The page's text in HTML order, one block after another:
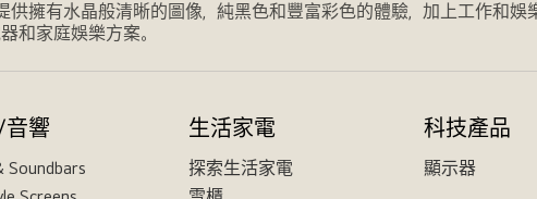
擁有水晶般清晰的圖像，純黑色和豐富彩色的體驗，加上工作和
和家庭娛樂方案。
響
Soundbars
生活家電
探索生活家電
科技產品
顯示器